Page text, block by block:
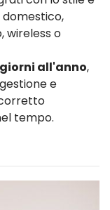
wireless o
all'anno,
e
tempo.